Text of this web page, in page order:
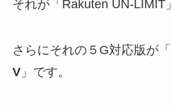
それが「Rakuten UN-LIMIT
さらにそれの５G対応版が「
V」です。